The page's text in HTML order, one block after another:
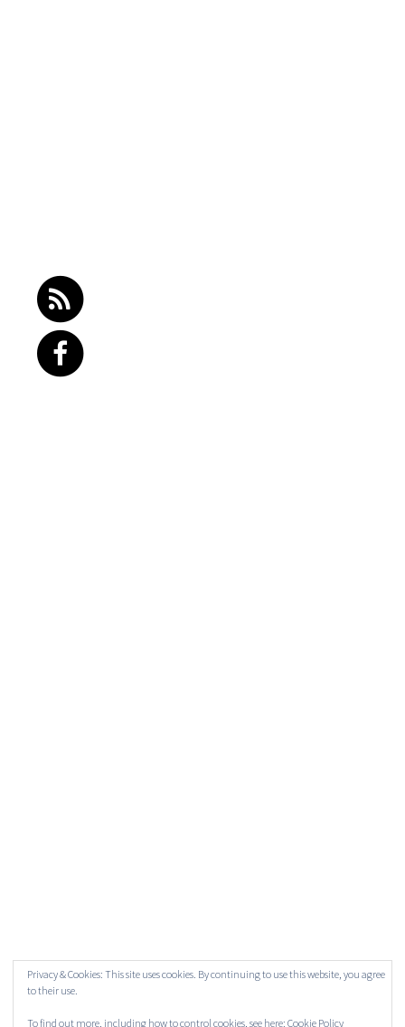
Privacy & Cookies: This site uses cookies. By continuing to use this website, you agree
to their use.
To find out more, including how to control cookies, see here: Cookie Policy